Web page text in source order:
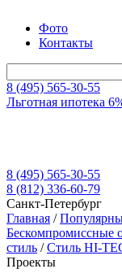
Фото
Контакты
8 (495) 565-30-55
Льготная ипотека
8 (495) 565-30-55
8 (812) 336-60-79
Санкт-Петербург
Главная /
Бескомпромиссные
стиль /Стиль HI-
Проекты